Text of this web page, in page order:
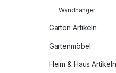
Wandhanger
Garten Artikeln
Gartenmöbel
Heim & Haus Artikeln